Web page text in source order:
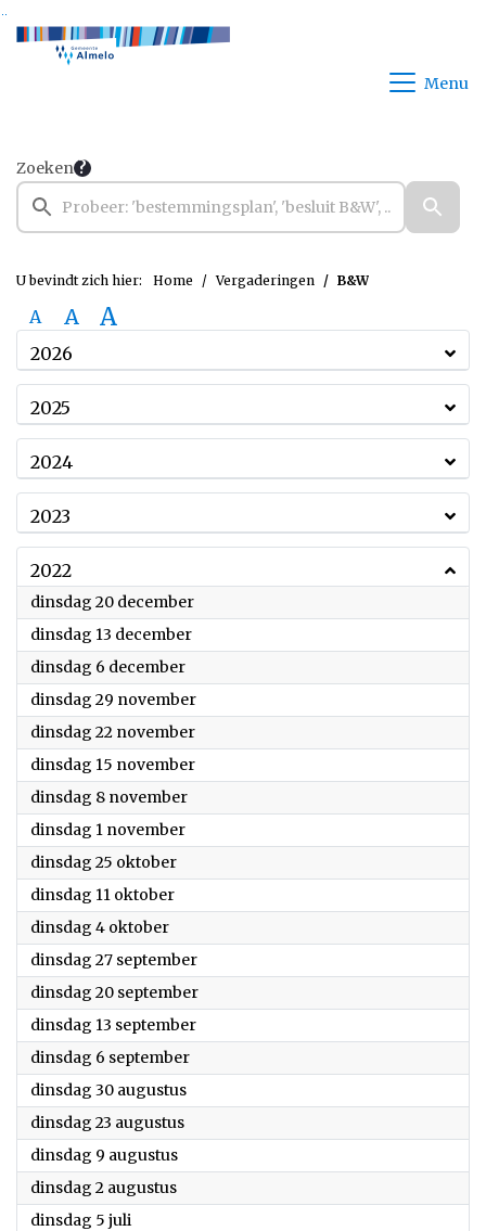
Ga naar de inhoud van deze pagina
Ga naar het zoeken
Ga naar het menu
Menu
Zoeken
U bevindt zich hier: Home Vergaderingen B&W
A A A
2026
2025
2024
2023
2022
dinsdag 20 december2022
dinsdag 13 december2022
dinsdag 6 december2022
dinsdag 29 november2022
dinsdag 22 november2022
dinsdag 15 november2022
dinsdag 8 november2022
dinsdag 1 november2022
dinsdag 25 oktober2022
dinsdag 11 oktober2022
dinsdag 4 oktober2022
dinsdag 27 september2022
dinsdag 20 september2022
dinsdag 13 september2022
dinsdag 6 september2022
dinsdag 30 augustus2022
dinsdag 23 augustus2022
dinsdag 9 augustus2022
dinsdag 2 augustus2022
dinsdag 5 juli